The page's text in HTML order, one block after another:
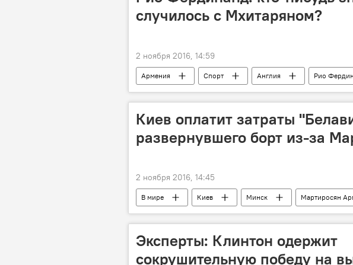
случилось с Мхитаряном?
2 ноября 2016, 14:59
Армения Спорт Англия Рио
Киев оплатит затраты
развернувшего борт из-за
2 ноября 2016, 14:45
В мире Киев Минск Мартиросян
Белавиа
Эксперты: Клинтон одержит
сокрушительную победу на